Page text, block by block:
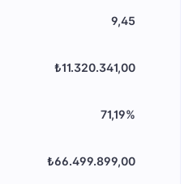
9,45
₺11.320.341,00
71,19%
₺66.499.899,00